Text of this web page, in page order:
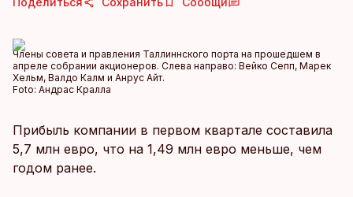
Члены совета и правления Таллиннского порта на прошедшем в
апреле собрании акционеров. Слева направо: Вейко Сепп, Марек
Хельм, Валдо Калм и Анрус Айт.
Foto: Андрас Кралла
Прибыль компании в первом квартале составила
5,7 млн евро, что на 1,49 млн евро меньше, чем
годом ранее.